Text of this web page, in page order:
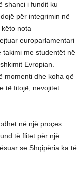
shanci i fundit ku
për integrimin në
këto nota
europarlamentari
takimi me studentët në
Evropian.
momenti dhe koha që
të fitojë, nevojitet
në një proçes
të flitet për një
se Shqipëria ka të